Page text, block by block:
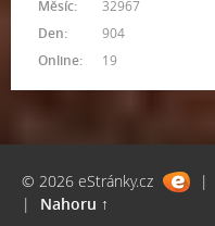
Online: 19
Měsíc:
32967
Den:
904
© 2026 eStránky.cz |
|
Nahoru ↑